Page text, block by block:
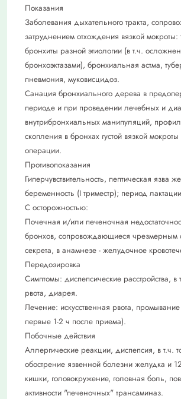
Показания
Заболевания дыхательного тракта,
затруднением отхождения вязкой мокроты:
бронхиты разной этиологии (в т.ч.
бронхоэктазами), бронхиальная астма,
пневмония, муковисцидоз.
Санация бронхиального дерева в
периоде и при проведении лечебных и
внутрибронхиальных манипуляций,
скопления в бронхах густой вязкой
операции.
Противопоказания
Гиперчувствительность, пептическая язва
беременность (I триместр); период
С осторожностью:
Почечная и/или печеночная
бронхов, сопровождающиеся чрезмерным
секрета, в анамнезе - желудочное
Передозировка
Симптомы: диспепсические расстройства, в
рвота, диарея.
Лечение: искусственная рвота,
первые 1-2 ч после приема).
Побочные действия
Аллергические реакции, диспепсия, в т.ч.
обострение язвенной болезни желудка и
кишки, головокружение, головная боль,
активности "печеночных" трансаминаз.